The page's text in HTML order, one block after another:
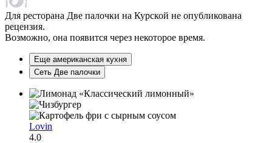
Для ресторана Две палочки на Курской не опубликована
рецензия.
Возможно, она появится через некоторое время.
Еще американская кухня
Сеть Две палочки
Lovin
4.0